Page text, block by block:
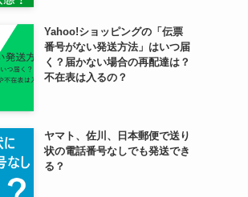
Yahoo!ショッピングの「伝票
番号がない発送方法」はいつ届
く？届かない場合の再配達は？
不在表は入るの？
ヤマト、佐川、日本郵便で送り
状の電話番号なしでも発送でき
る？